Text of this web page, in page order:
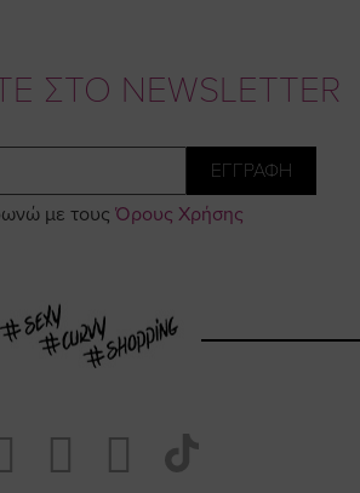
ΣΤΟ NEWSLETTER
ΕΓΓΡΑΦΗ
με τους Όρους Χρήσης
Visit Visit Visit